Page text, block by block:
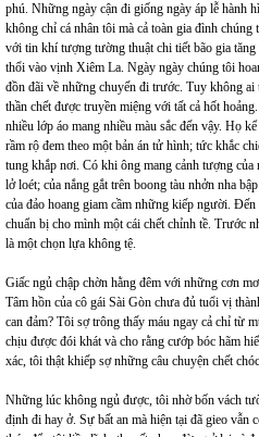
phú. Những ngày cận đi giống ngày áp lễ hành
không chỉ cá nhân tôi mà cả toàn gia đình
với tin khí tượng tường thuật chi tiết bão gia
thổi vào vịnh Xiêm La. Ngày ngày chúng tôi
đồn đãi về những chuyến đi trước. Tuy không
thần chết được truyền miệng với tất cả hốt
nhiều lớp áo mang nhiều màu sắc đến vậy. Họ
rầm rộ đem theo một bản án tử hình; tức khắc
tung khắp nơi. Có khi ông mang cảnh tượng
lở loét; của nắng gắt trên boong tàu nhởn nha
của đảo hoang giam cầm những kiếp người.
chuẩn bị cho mình một cái chết chỉnh tề. Trước
là một chọn lựa không tệ.
Giấc ngủ chập chờn hằng đêm với những cơn
Tâm hồn của cô gái Sài Gòn chưa đủ tuổi vị
can đảm? Tôi sợ trông thấy máu ngay cả chỉ từ
chịu được đói khát và cho rằng cướp bóc hãm
xác, tôi thật khiếp sợ những câu chuyện chết
Những lúc không ngủ được, tôi nhờ bốn vách
định đi hay ở. Sự bất an mà hiện tại đã gieo vẫn